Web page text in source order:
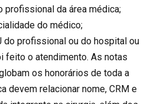
profissional da área médica;
do médico;
do profissional ou do hospital ou
feito o atendimento. As notas
os honorários de toda a
devem relacionar nome, CRM e